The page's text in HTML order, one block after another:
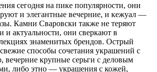
сегодня на пике популярности, они
и элегантные вечерние, и кежуал —
Камни Сваровски также не теряют
и актуальности, они сверкают в
знаменитых брендов. Острый
способы сочетания украшений с
вечерние крупные серьги с деловым
либо этно — украшения с кожей,